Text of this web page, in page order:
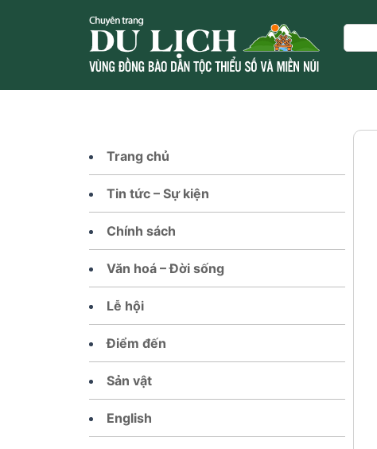
Search
Trang chủ
Tin tức – Sự kiện
Chính sách
Văn hoá – Đời sống
Lễ hội
Điểm đến
Sản vật
English